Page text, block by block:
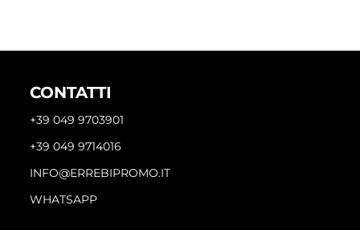
CONTATTI
+39 049 9703901
+39 049 9714016
INFO@ERREBIPROMO.IT
WHATSAPP